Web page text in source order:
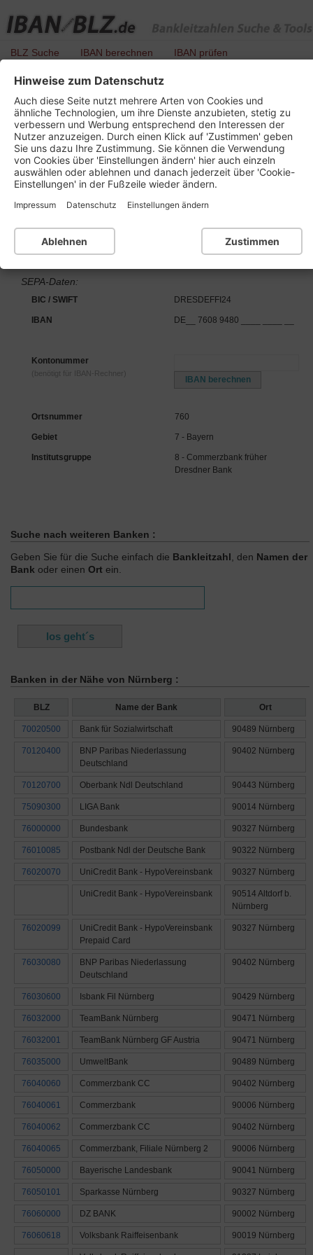
BLZ Suche IBAN berechnen IBAN prüfen
BLZ 760 894 80 - Commerzbank vormals
Dresdner Bank ITGK
Details zu dieser Bankleitzahl :
Kurzbezeichnung
BLZ 760 894 80
Institutsnummer für PAN
SEPA-Daten:
BIC / SWIFT DRESDEFFI24
IBAN DE__ 7608 9480 ____ ____ __
Kontonummer
(benötigt für IBAN-Rechner)
Ortsnummer 760
Gebiet 7 - Bayern
Institutsgruppe
8 - Commerzbank früher
Dresdner Bank
Suche nach weiteren Banken :
Geben Sie für die Suche einfach die Bankleitzahl , den Namen der
Bank oder einen Ort ein.
Banken in der Nähe von Nürnberg :
BLZ Name der Bank Ort
70020500 Bank für Sozialwirtschaft 90489 Nürnberg
70120400
BNP Paribas Niederlassung
Deutschland
90402 Nürnberg
70120700 Oberbank Ndl Deutschland 90443 Nürnberg
75090300 LIGA Bank 90014 Nürnberg
76000000 Bundesbank 90327 Nürnberg
76010085 Postbank Ndl der Deutsche Bank 90322 Nürnberg
76020070 UniCredit Bank - HypoVereinsbank 90327 Nürnberg
UniCredit Bank - HypoVereinsbank
90514 Altdorf b.
Nürnberg
76020099
UniCredit Bank - HypoVereinsbank
Prepaid Card
90327 Nürnberg
76030080
BNP Paribas Niederlassung
Deutschland
90402 Nürnberg
76030600 Isbank Fil Nürnberg 90429 Nürnberg
76032000 TeamBank Nürnberg 90471 Nürnberg
76032001 TeamBank Nürnberg GF Austria 90471 Nürnberg
76035000 UmweltBank 90489 Nürnberg
76040060 Commerzbank CC 90402 Nürnberg
76040061 Commerzbank 90006 Nürnberg
76040062 Commerzbank CC 90402 Nürnberg
76040065 Commerzbank, Filiale Nürnberg 2 90006 Nürnberg
76050000 Bayerische Landesbank 90041 Nürnberg
76050101 Sparkasse Nürnberg 90327 Nürnberg
76060000 DZ BANK 90002 Nürnberg
76060618 Volksbank Raiffeisenbank 90019 Nürnberg
Hinweise zum Datenschutz
Auch diese Seite nutzt mehrere Arten von Cookies und
ähnliche Technologien, um ihre Dienste anzubieten, stetig zu
verbessern und Werbung entsprechend den Interessen der
Nutzer anzuzeigen. Durch einen Klick auf 'Zustimmen' geben
Sie uns dazu Ihre Zustimmung. Sie können die Verwendung
von Cookies über 'Einstellungen ändern' hier auch einzeln
auswählen oder ablehnen und danach jederzeit über 'Cookie-
Einstellungen' in der Fußzeile wieder ändern.
Impressum Datenschutz Einstellungen ändern
Ablehnen Zustimmen